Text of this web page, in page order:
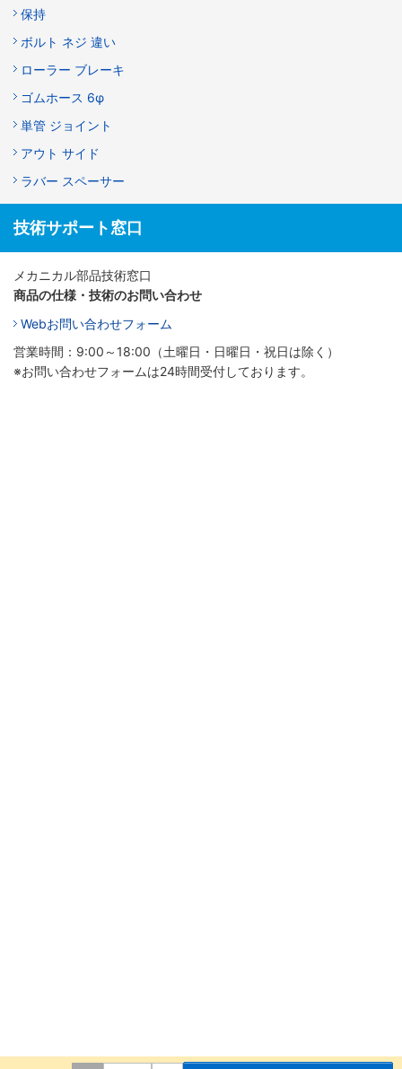
保持
ボルト ネジ 違い
ローラー ブレーキ
ゴムホース 6φ
単管 ジョイント
アウト サイド
ラバー スペーサー
技術サポート窓口
メカニカル部品技術窓口
商品の仕様・技術のお問い合わせ
Webお問い合わせフォーム
営業時間：9:00～18:00（土曜日・日曜日・祝日は除く）
※お問い合わせフォームは24時間受付しております。